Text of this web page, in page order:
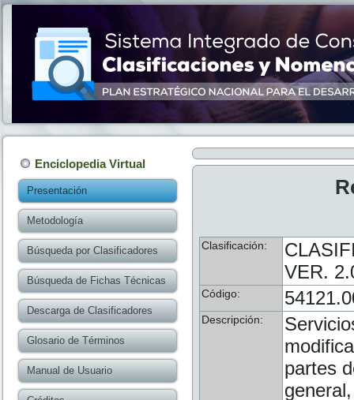
Enciclopedia Virtual
Presentación
Metodología
Búsqueda por Clasificadores
Búsqueda de Fichas Técnicas
Descarga de Clasificadores
Glosario de Términos
Manual de Usuario
Clasificación:
VER.
Código:
Descripción:
partes